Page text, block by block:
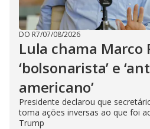
DO R7/07/08/2026
Lula chama Marco
‘bolsonarista’ e
americano’
Presidente declarou que
toma ações inversas ao que foi
Trump